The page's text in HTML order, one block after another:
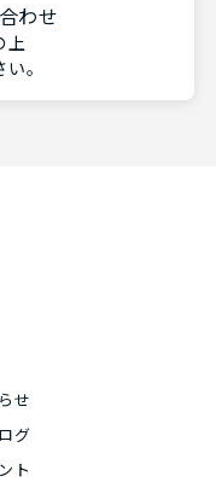
わせ
上
。
せ
グ
ト